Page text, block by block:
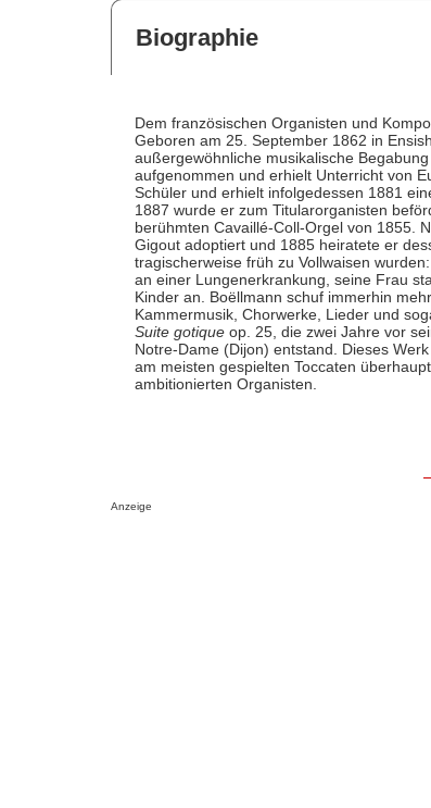
Biographie
Dem französischen Organisten und
Geboren am 25. September 1862 in
außergewöhnliche musikalische
aufgenommen und erhielt Unterricht von
Schüler und erhielt infolgedessen 1881
1887 wurde er zum Titularorganisten
berühmten Cavaillé-Coll-Orgel von 1855.
Gigout adoptiert und 1885 heiratete er
tragischerweise früh zu Vollwaisen
an einer Lungenerkrankung, seine Frau
Kinder an. Boëllmann schuf immerhin
Kammermusik, Chorwerke, Lieder und
Suite gotiqueop. 25, die zwei Jahre vor
Notre-Dame (Dijon) entstand. Dieses
am meisten gespielten Toccaten
ambitionierten Organisten.
Anzeige